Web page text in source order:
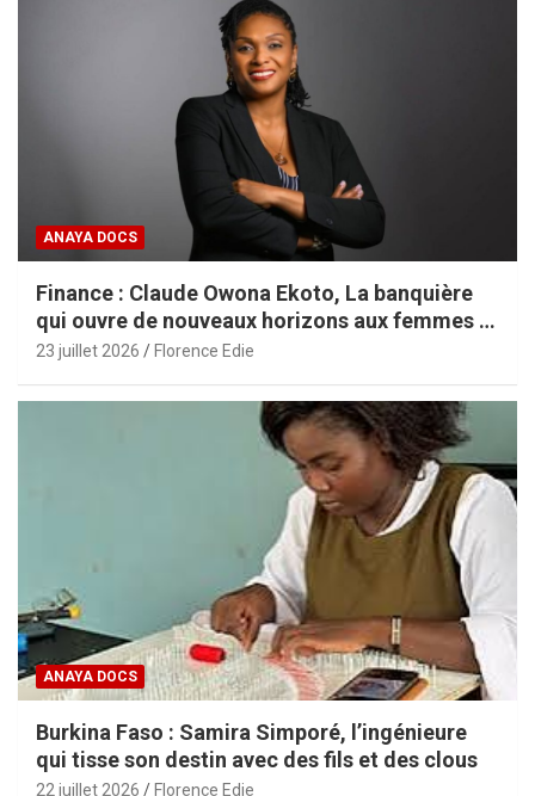
ANAYA DOCS
Finance : Claude Owona Ekoto, La banquière
qui ouvre de nouveaux horizons aux femmes et
aux PME africaines
23 juillet 2026 Florence Edie
ANAYA DOCS
Burkina Faso : Samira Simporé, l’ingénieure
qui tisse son destin avec des fils et des clous
22 juillet 2026 Florence Edie